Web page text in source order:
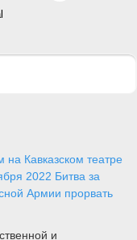
на Кавказском театре
2022 Битва за
Армии прорвать
и